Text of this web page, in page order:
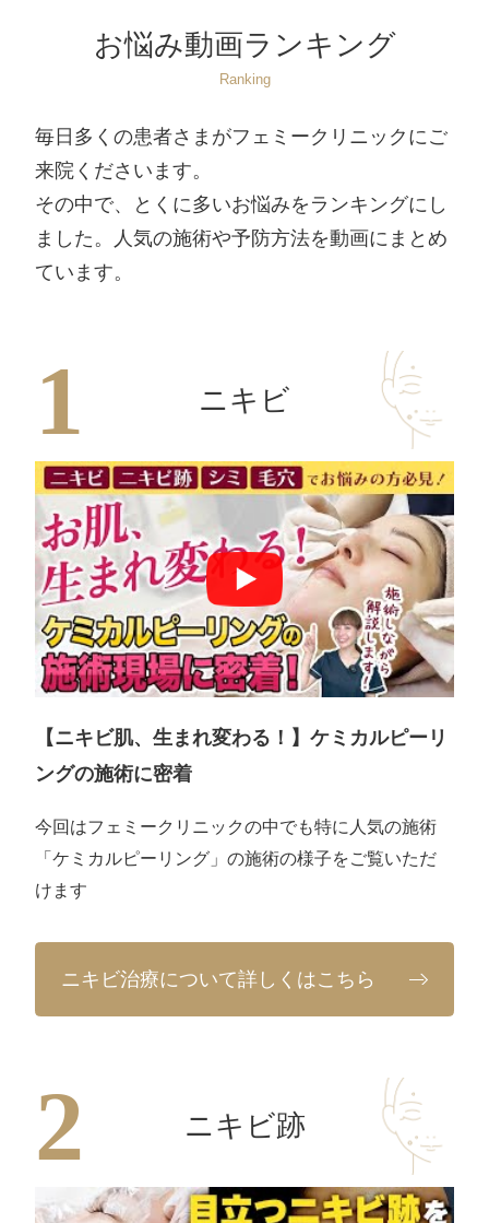
お悩み動画ランキング
Ranking
毎日多くの患者さまがフェミークリニックにご
来院くださいます。
その中で、とくに多いお悩みをランキングにし
ました。人気の施術や予防方法を動画にまとめ
ています。
ニキビ
【ニキビ肌、生まれ変わる！】ケミカルピーリ
ングの施術に密着
今回はフェミークリニックの中でも特に人気の施術
「ケミカルピーリング」の施術の様子をご覧いただ
けます
ニキビ治療について詳しくはこちら
ニキビ跡